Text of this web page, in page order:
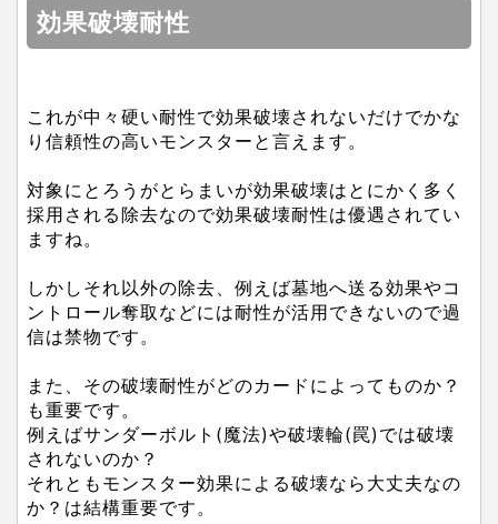
効果破壊耐性
これが中々硬い耐性で効果破壊されないだけでかな
り信頼性の高いモンスターと言えます。
対象にとろうがとらまいが効果破壊はとにかく多く
採用される除去なので効果破壊耐性は優遇されてい
ますね。
しかしそれ以外の除去、例えば墓地へ送る効果やコ
ントロール奪取などには耐性が活用できないので過
信は禁物です。
また、その破壊耐性がどのカードによってものか？
も重要です。
例えばサンダーボルト(魔法)や破壊輪(罠)では破壊
されないのか？
それともモンスター効果による破壊なら大丈夫なの
か？は結構重要です。